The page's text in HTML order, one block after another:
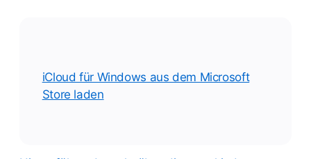
iCloud für Windows aus dem Microsoft
Store laden